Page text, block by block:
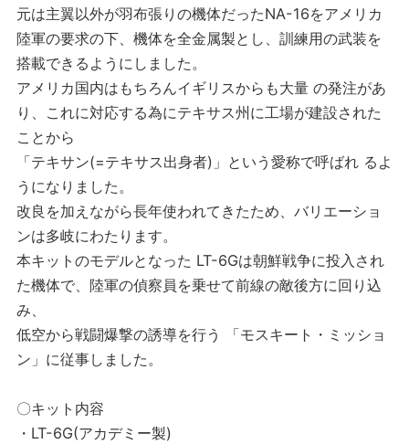
元は主翼以外が羽布張りの機体だったNA-16をアメリカ
陸軍の要求の下、機体を全金属製とし、訓練用の武装を
搭載できるようにしました。
アメリカ国内はもちろんイギリスからも大量 の発注があ
り、これに対応する為にテキサス州に工場が建設された
ことから
「テキサン(=テキサス出身者)」という愛称で呼ばれ るよ
うになりました。
改良を加えながら長年使われてきたため、バリエーショ
ンは多岐にわたります。
本キットのモデルとなった LT-6Gは朝鮮戦争に投入され
た機体で、陸軍の偵察員を乗せて前線の敵後方に回り込
み、
低空から戦闘爆撃の誘導を行う 「モスキート・ミッショ
ン」に従事しました。
〇キット内容
・LT-6G(アカデミー製)